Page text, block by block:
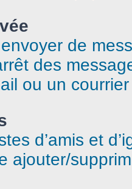
de
des
ou un
d’amis et
ajouter/